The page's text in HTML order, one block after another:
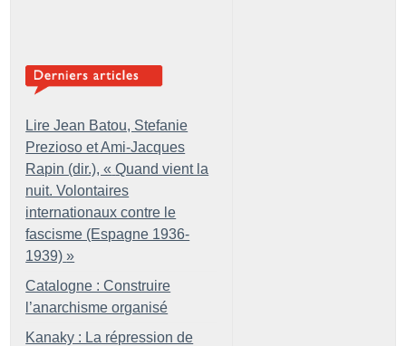
Lire Jean Batou, Stefanie
Prezioso et Ami-Jacques
Rapin (dir.), « Quand vient la
nuit. Volontaires
internationaux contre le
fascisme (Espagne 1936-
1939) »
Catalogne : Construire
l’anarchisme organisé
Kanaky : La répression de